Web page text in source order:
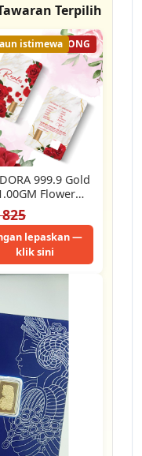
Terpilih
62% LELONG
istimewa
999.9 Gold
Flower
~ Rosales
999.9/24K)
lepaskan —
klik sini